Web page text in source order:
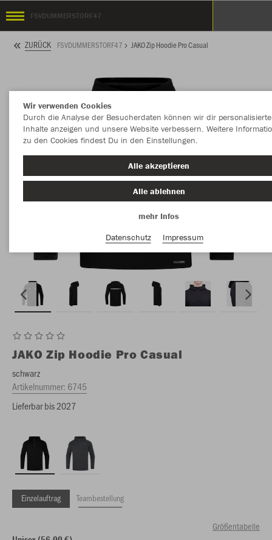
FSVDUMMERSTORF47
ZURÜCK FSVDUMMERSTORF47 JAKO Zip Hoodie Pro Casual
JAKO Zip Hoodie Pro Casual
schwarz
Artikelnummer: 6745
Lieferbar bis 2027
Einzelauftrag Teambestellung
Größentabelle
Wir verwenden Cookies
Durch die Analyse der Besucherdaten können wir dir personalisierte
Inhalte anzeigen und unsere Website verbessern. Weitere
zu den Cookies findest Du in den Einstellungen.
Alle akzeptieren
Alle ablehnen
mehr Infos
Datenschutz
Impressum